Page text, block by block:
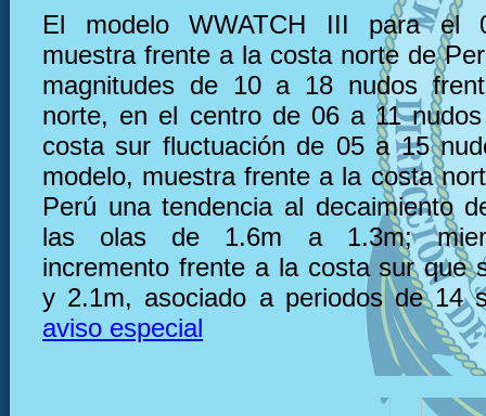
El modelo WWATCH III para el
muestra frente a la costa norte de
magnitudes de 10 a 18 nudos
norte, en el centro de 06 a 11
costa sur fluctuación de 05 a 15
modelo, muestra frente a la costa
Perú una tendencia al decaimiento
las olas de 1.6m a 1.3m;
incremento frente a la costa sur que
y 2.1m, asociado a periodos de
aviso especial